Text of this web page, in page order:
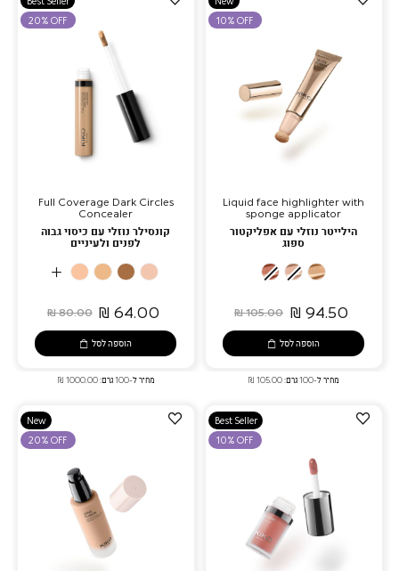
10% OFF
Liquid face highlighter with
sponge applicator
הילייטר נוזלי עם אפליקטור
ספוג
01
Ros?
02
Sunrise
03
Sunset
94.50 ₪
105.00 ₪
הוספה לסל
מחיר ל-100 גרם: 105.00 ₪
20% OFF
Full Coverage Dark Circles
Concealer
קונסילר נוזלי עם כיסוי גבוה
לפנים ולעיניים
06
Hazelnut
11
Butterscotch
16
Vanilla
05
Medium
More
64.00 ₪
80.00 ₪
הוספה לסל
מחיר ל-100 גרם: 1000.00 ₪
הוספה
Best Seller
10% OFF
הוספה
New
20% OFF